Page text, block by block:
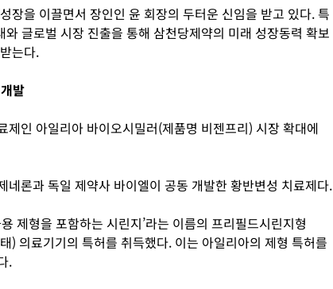
장을 이끌면서 장인인 윤 회장의 두터운 신임을 받고 있다. 특
글로벌 시장 진출을 통해 삼천당제약의 미래 성장동력 확보
는다.
발
제인 아일리아 바이오시밀러(제품명 비젠프리) 시장 확대에
네론과 독일 제약사 바이엘이 공동 개발한 황반변성 치료제다.
제형을 포함하는 시린지’라는 이름의 프리필드시린지형
) 의료기기의 특허를 취득했다. 이는 아일리아의 제형 특허를
.